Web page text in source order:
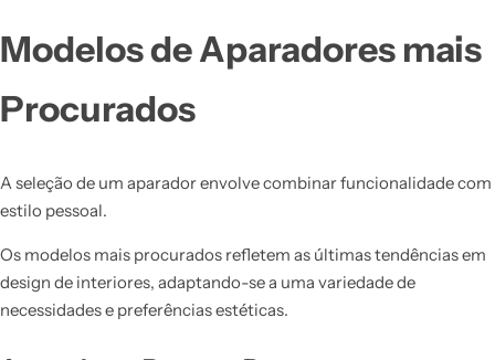
Modelos de Aparadores mais
Procurados
A seleção de um aparador envolve combinar funcionalidade com
estilo pessoal.
Os modelos mais procurados refletem as últimas tendências em
design de interiores, adaptando-se a uma variedade de
necessidades e preferências estéticas.